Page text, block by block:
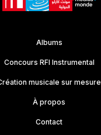
Albums
Concours RFI Instrumental
musicale sur mesure
À propos
Contact